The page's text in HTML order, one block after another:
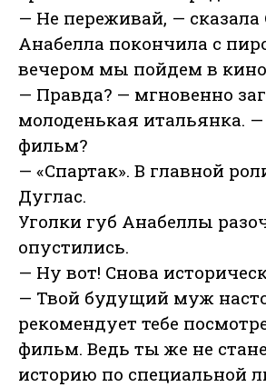
— Не переживай, — сказала
Анабелла покончила с
вечером мы пойдем в
— Правда? — мгновенно
молоденькая итальянка.
фильм?
— «Спартак». В главной
Дуглас.
Уголки губ Анабеллы
опустились.
— Ну вот! Снова
— Твой будущий муж
рекомендует тебе
фильм. Ведь ты же не
историю по специальной